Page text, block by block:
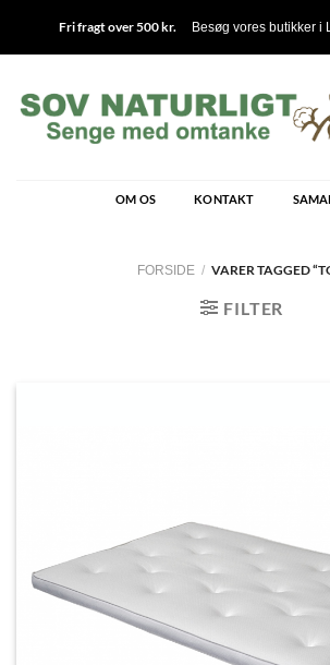
Fri fragt over 500 kr. Besøg vores butikker i
OM OS KONTAKT
FORSIDE / VARER TAGGED
FILTER